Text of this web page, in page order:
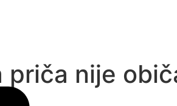
priča nije